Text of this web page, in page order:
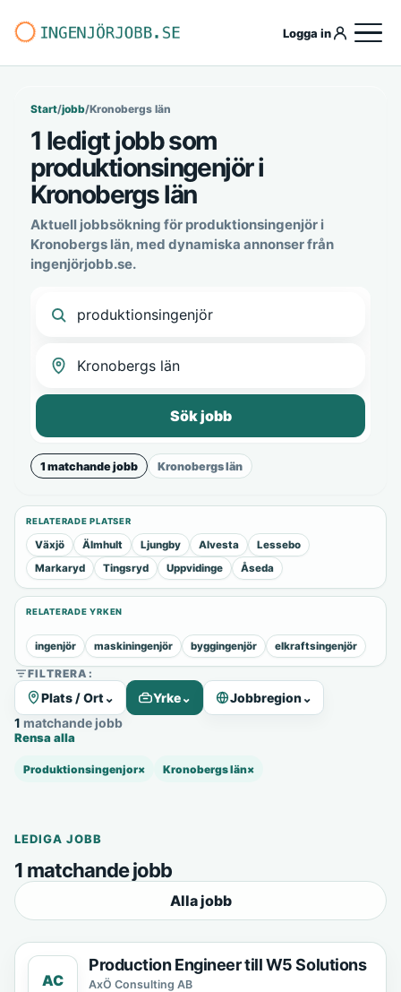
Logga in
Start/jobb/Kronobergs län
1 ledigt jobb som
produktionsingenjör i
Kronobergs län
Aktuell jobbsökning för produktionsingenjör i
Kronobergs län, med dynamiska annonser från
ingenjörjobb.se.
Sök jobb
1 matchande jobb Kronobergs län
RELATERADE PLATSER
Växjö Älmhult Ljungby Alvesta
Lessebo
Markaryd
Tingsryd Uppvidinge Åseda
RELATERADE YRKEN
ingenjör maskiningenjör byggingenjör elkraftsingenjör
FILTRERA:
Plats / Ort ⌄ Yrke⌄ Jobbregion⌄
1 matchande jobb
Rensa alla
Produktionsingenjor× Kronobergs län×
LEDIGA JOBB
1 matchande jobb
Alla jobb
AC
Production Engineer till W5 Solutions
AxÖ Consulting AB